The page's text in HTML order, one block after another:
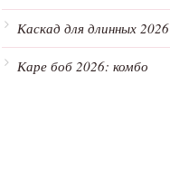
Каскад для длинных 2026
Каре боб 2026: комбо